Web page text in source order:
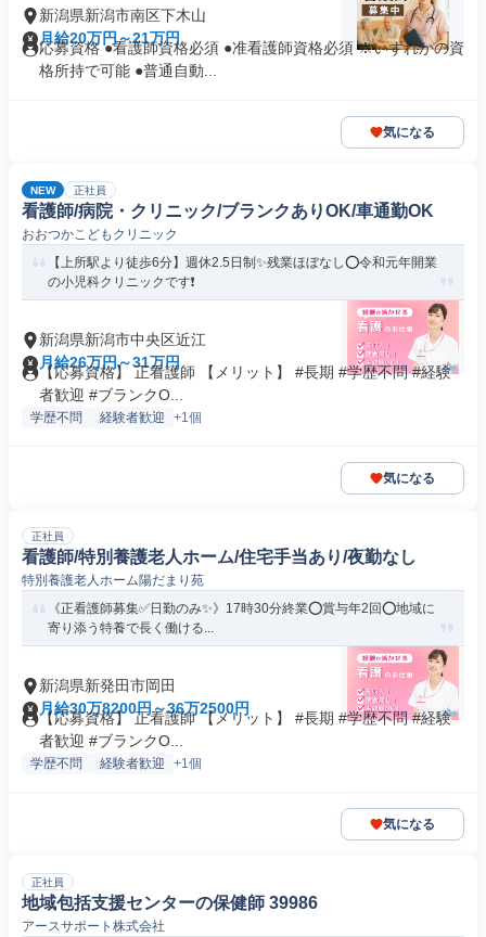
新潟県新潟市南区下木山
月給20万円～21万円
応募資格 ●看護師資格必須 ●准看護師資格必須 ※いずれかの資
格所持で可能 ●普通自動...
気になる
NEW 正社員
看護師/病院・クリニック/ブランクありOK/車通勤OK
おおつかこどもクリニック
【上所駅より徒歩6分】週休2.5日制✨残業ほぼなし⭕令和元年開業
の小児科クリニックです❗️
新潟県新潟市中央区近江
月給26万円～31万円
【応募資格】 正看護師 【メリット】 #長期 #学歴不問 #経験
者歓迎 #ブランクO...
学歴不問 経験者歓迎 +1個
気になる
正社員
看護師/特別養護老人ホーム/住宅手当あり/夜勤なし
特別養護老人ホーム陽だまり苑
《正看護師募集✅️日勤のみ✨》17時30分終業⭕賞与年2回⭕地域に
寄り添う特養で長く働ける...
新潟県新発田市岡田
月給30万8200円～36万2500円
【応募資格】 正看護師 【メリット】 #長期 #学歴不問 #経験
者歓迎 #ブランクO...
学歴不問 経験者歓迎 +1個
気になる
正社員
地域包括支援センターの保健師 39986
アースサポート株式会社